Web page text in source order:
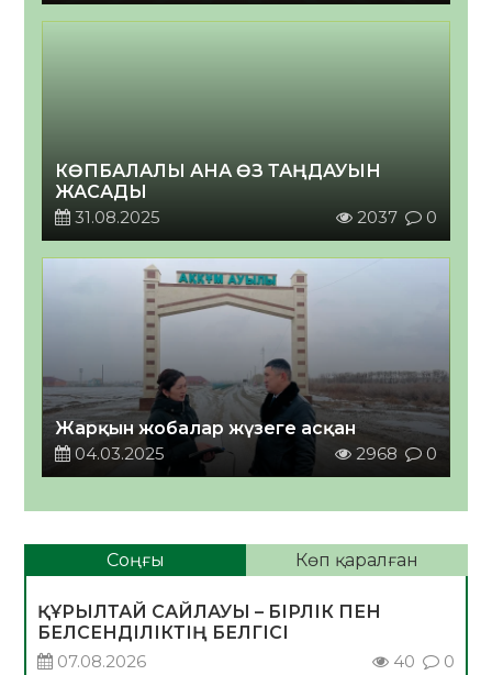
КӨПБАЛАЛЫ АНА ӨЗ ТАҢДАУЫН
ЖАСАДЫ
31.08.2025
2037 0
Жарқын жобалар жүзеге асқан
04.03.2025
2968 0
Соңғы Көп қаралған
ҚҰРЫЛТАЙ САЙЛАУЫ – БІРЛІК ПЕН
БЕЛСЕНДІЛІКТІҢ БЕЛГІСІ
07.08.2026
40 0